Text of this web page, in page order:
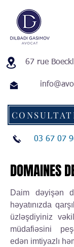
67 rue
03 67 07
DOMAINES
DOMAINES
Daim dəyişən
həyatınızda
üzləşdiyiniz
müdafiəsini
edən imtiyazlı